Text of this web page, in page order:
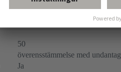
50
överensstämmelse med undantag
Ja